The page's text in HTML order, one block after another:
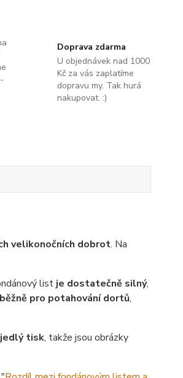
Doprava zdarma
U objednávek nad 1000
Kč za vás zaplatíme
dopravu my. Tak hurá
nakupovat. :)
velikonočních dobrot. Na
list je dostatečně silný,
pro potahování dortů,
tisk, takže jsou obrázky